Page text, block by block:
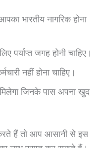
भारतीय नागरिक होना
जगह होनी चाहिए।
नहीं होना चाहिए।
जिनके पास अपना खुद
हैं तो आप आसानी से इस